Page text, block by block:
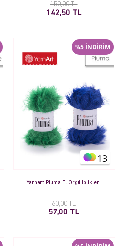
150,00 TL
142,50 TL
13
%5 İNDİRİM
Yarnart Piuma El Örgü İplikleri
60,00 TL
57,00 TL